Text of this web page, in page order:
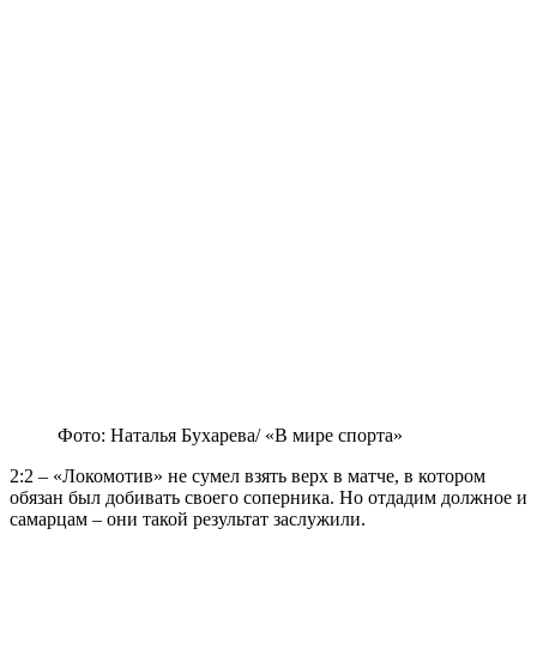
Фото: Наталья Бухарева/ «В мире спорта»
2:2 – «Локомотив» не сумел взять верх в матче, в котором
обязан был добивать своего соперника. Но отдадим должное и
самарцам – они такой результат заслужили.